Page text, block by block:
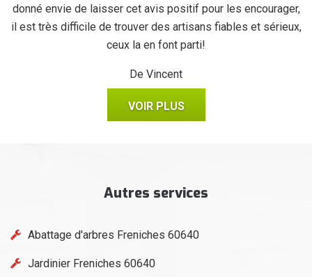
donné envie de laisser cet avis positif pour les encourager,
il est très difficile de trouver des artisans fiables et sérieux,
ceux la en font parti!
De Vincent
VOIR PLUS
Autres services
Abattage d'arbres Freniches 60640
Jardinier Freniches 60640